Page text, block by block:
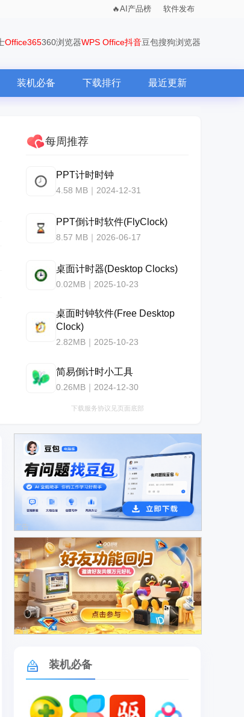
AI产品榜 软件发布
Office365360浏览器WPS Office抖音豆包搜狗浏览器
装机必备 下载排行 最近更新
每周推荐
PPT计时时钟
4.58 MB｜2024-12-31
PPT倒计时软件(FlyClock)
8.57 MB｜2026-06-17
桌面计时器(Desktop Clocks)
0.02MB｜2025-10-23
桌面时钟软件(Free Desktop
Clock)
2.82MB｜2025-10-23
简易倒计时小工具
0.26MB｜2024-12-30
下载服务协议见页面底部
广告
广告
装机必备